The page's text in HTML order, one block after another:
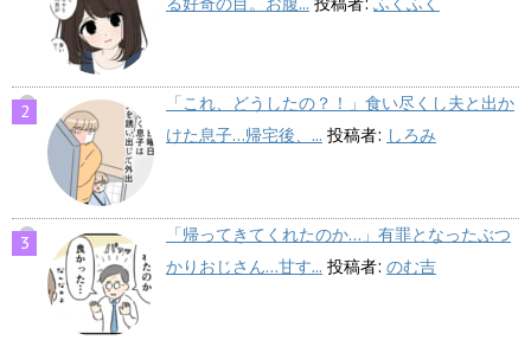
「これ、どうしたの？！」食い尽くし夫と出か
けた息子…帰宅後、... 投稿者: しろみ
「帰ってきてくれたのか…」有罪となったぶつ
かりおじさん…甘す... 投稿者: のむ吉